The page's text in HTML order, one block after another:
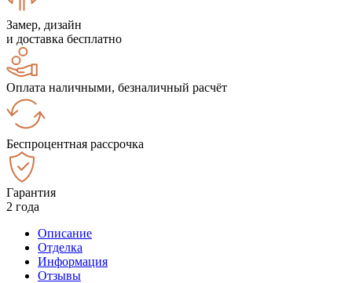
Замер, дизайн
и доставка бесплатно
Оплата наличными, безналичный расчёт
Беспроцентная рассрочка
Гарантия
2 года
Описание
Отделка
Информация
Отзывы